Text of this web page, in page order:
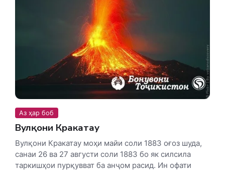
Аз ҳар боб
Вулқони Кракатау
Вулқони Кракатау моҳи майи соли 1883 оғоз шуда,
санаи 26 ва 27 августи соли 1883 бо як силсила
таркишҳои пурқувват ба анҷом расид. Ин офати